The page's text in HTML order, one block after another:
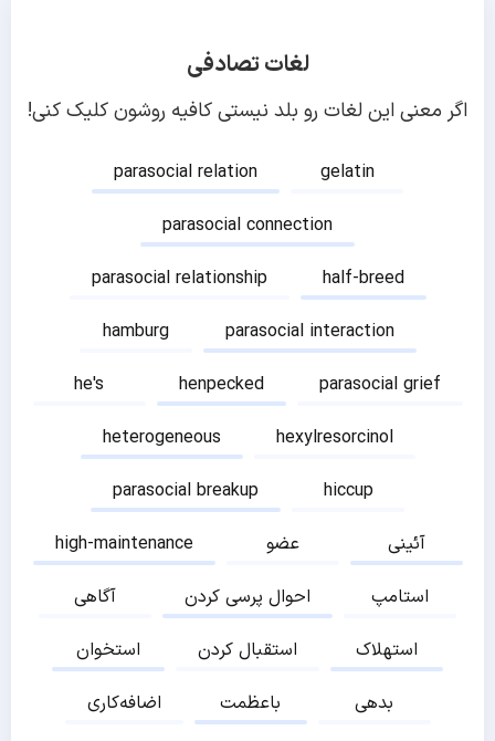
لغات تصادفی
اگر معنی این لغات رو بلد نیستی کافیه روشون کلیک کنی!
parasocial relation
gelatin
parasocial connection
parasocial relationship
half-breed
hamburg
parasocial interaction
he's
henpecked
parasocial grief
heterogeneous
hexylresorcinol
parasocial breakup
hiccup
high-maintenance
عضو
آئینی
آگاهی
احوال پرسی کردن
استامپ
استخوان
استقبال کردن
استهلاک
اضافه‌کاری
باعظمت
بدهی